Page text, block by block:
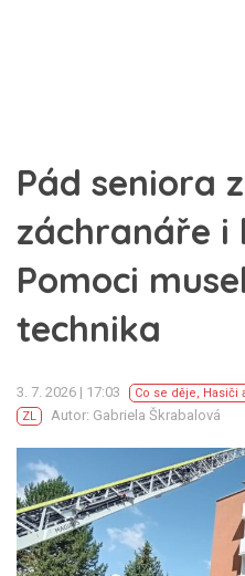
Pád seniora
záchranáře i
Pomoci
technika
3. 7. 2026 | 17:03 Co se děje, Hasiči
ZL
Autor: Gabriela Škrabalová